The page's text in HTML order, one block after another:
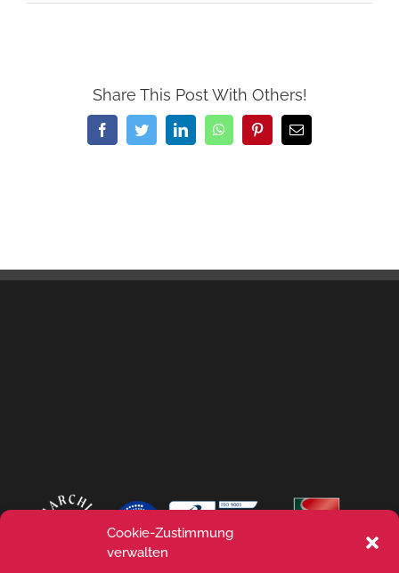
Cookie-Zustimmung
verwalten
Share This Post With Others!
FacebookTwitterLinkedInWhatsAppPinterestEmail